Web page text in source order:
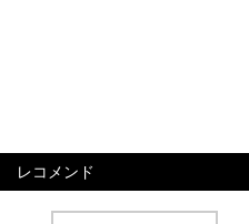
レコメンド